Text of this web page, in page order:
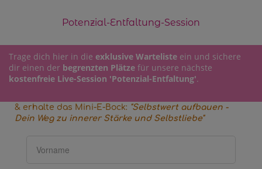
Potenzial-Entfaltung-Session
Trage dich hier in die exklusive Warteliste ein und sichere
dir einen der begrenzten Plätze für unsere nächste
kostenfreie Live-Session 'Potenzial-Entfaltung'.
& erhalte das Mini-E-Bock: "Selbstwert aufbauen -
Dein Weg zu innerer Stärke und Selbstliebe"